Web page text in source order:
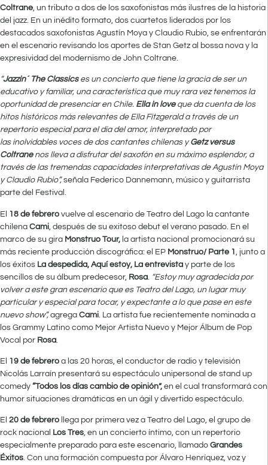
Coltrane, un tributo a dos de los saxofonistas más ilustres de la historia
del jazz. En un inédito formato, dos cuartetos liderados por los
destacados saxofonistas Agustín Moya y Claudio Rubio, se enfrentarán
en el escenario revisando los aportes de Stan Getz al bossa nova y la
expresividad del modernismo de John Coltrane.
“Jazzin´ The Classics es un concierto que tiene la gracia de ser un
educativo y familiar, una característica que muy rara vez tenemos la
oportunidad de presenciar en Chile. Ella in love que da cuenta de los
hitos históricos más relevantes de Ella Fitzgerald a través de un
repertorio especial para el día del amor, interpretado por
las inolvidables voces de dos cantantes chilenas yGetz versus
Coltrane nos lleva a disfrutar del saxofón en su máximo esplendor, a
través de las tremendas capacidades interpretativas de Agustín Moya
y Claudio Rubio”,señala Federico Dannemann, músico y guitarrista
parte del Festival.
El 18 de febrero vuelve al escenario de Teatro del Lago la cantante
chilena Cami , después de su exitoso debut el verano pasado. En el
marco de su gira Monstruo Tour, la artista nacional promocionará su
más reciente producción discográfica: el EP Monstruo/ Parte 1 , junto a
los éxitos La despedida, Aquí estoy, La entrevista y parte de los
sencillos de su álbum predecesor, Rosa “Estoy muy agradecida por
volver a este gran escenario que es Teatro del Lago, un lugar muy
particular y especial para tocar, y expectante a lo que pase en este
nuevo show”,agrega Cami . La artista fue recientemente nominada a
los Grammy Latino como Mejor Artista Nuevo y Mejor Álbum de Pop
Vocal por Rosa
El 19 de febrero a las 20 horas, el conductor de radio y televisión
Nicolás Larraín presentará su espectáculo unipersonal de stand up
comedy “Todos los días cambio de opinión”, en el cual transformará con
humor situaciones dramáticas en un ágil y divertido espectáculo.
El 20 de febrero
llega por primera vez a Teatro del Lago, el grupo de
rock nacional Los Tres, en un concierto íntimo, con un repertorio
especialmente preparado para este escenario, llamado Grandes
Éxitos. Con una formación compuesta por Álvaro Henríquez, voz y